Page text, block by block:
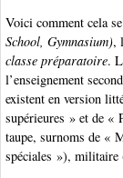
Voici comment cela
School, Gymnasium),
classe préparatoire.
l’enseignement
existent en version
supérieures » et de «
taupe, surnoms de «
spéciales »), militaire